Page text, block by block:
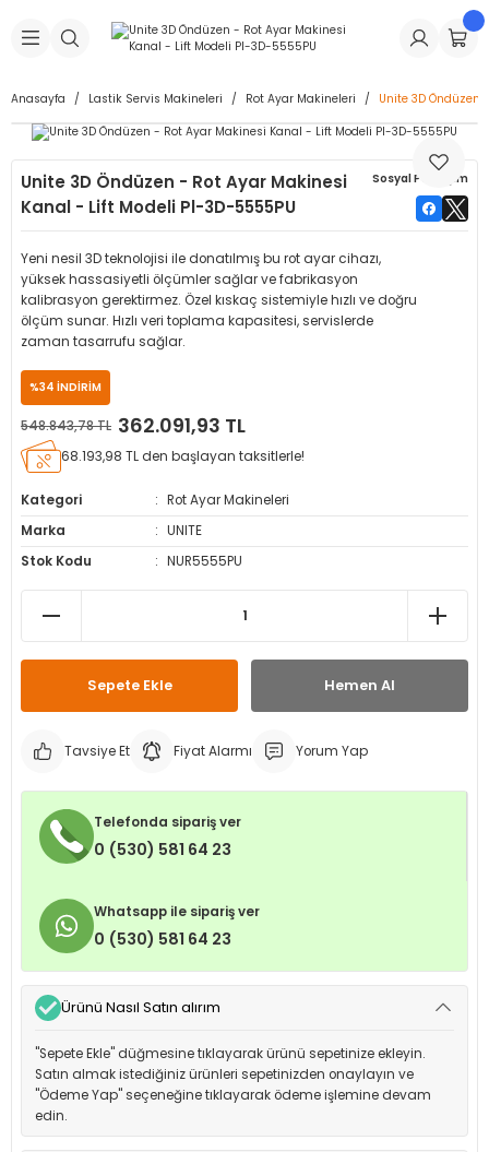
Geri Dön
Makineleri
Geri Dön
Dolgu Lastikleri
Geri Dön
İç Lastikleri
İç Lastikleri
Geri Dön
Geri Dön
& Sibop İlaveleri
Kapağı
Geri Dön
Tüpü
Geri Dön
Makinesi Yedek Parçaları
Yedek Parçaları
Anasayfa Lastik Servis Makineleri Rot Ayar Makineleri Unite 3D Öndüzen
Unite 3D Öndüzen - Rot Ayar Makinesi
Kanal - Lift Modeli Pl-3D-5555PU
Sosyal Paylaşım
Yeni nesil 3D teknolojisi ile donatılmış bu rot ayar cihazı,
yüksek hassasiyetli ölçümler sağlar ve fabrikasyon
kalibrasyon gerektirmez. Özel kıskaç sistemiyle hızlı ve doğru
ölçüm sunar. Hızlı veri toplama kapasitesi, servislerde
zaman tasarrufu sağlar.
%34 İNDİRİM
548.843,78 TL 362.091,93 TL
68.193,98 TL den başlayan taksitlerle!
Kategori
Rot Ayar Makineleri
Marka
UNITE
Stok Kodu
NUR5555PU
Sepete Ekle Hemen Al
Tavsiye Et Fiyat Alarmı Yorum Yap
Telefonda sipariş ver
0 (530) 581 64 23
Whatsapp ile sipariş ver
0 (530) 581 64 23
Ürünü Nasıl Satın alırım
"Sepete Ekle" düğmesine tıklayarak ürünü sepetinize ekleyin.
Satın almak istediğiniz ürünleri sepetinizden onaylayın ve
"Ödeme Yap" seçeneğine tıklayarak ödeme işlemine devam
edin.